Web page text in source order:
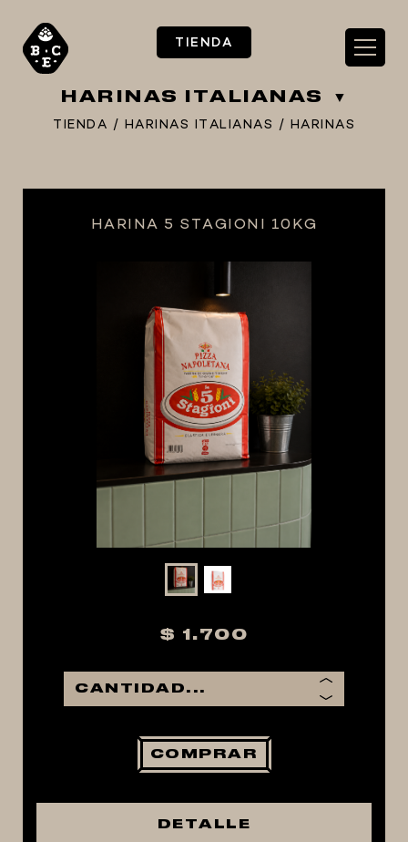
TIENDA
HARINAS ITALIANAS
TIENDA / HARINAS ITALIANAS / HARINAS
**PIZZA STORE**
EQUIPOS ELÉCTRICOS
CARBONATACIÓN Y OXIGENACIÓN
MACERACIÓN Y FILTRADO
FERMENTACIÓN Y MADURADO
COCCIÓN Y MEDICIÓN
ENVASADO
MALTAS
HARINA 5 STAGIONI 10KG
$ 1.700
COMPRAR
DETALLE